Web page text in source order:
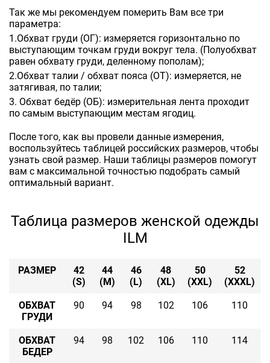
Так же мы рекомендуем померить Вам все три
параметра:
1.Обхват груди (ОГ): измеряется горизонтально по
выступающим точкам груди вокруг тела. (Полуобхват
равен обхвату груди, деленному пополам);
2.Обхват талии / обхват пояса (ОТ): измеряется, не
затягивая, по талии;
3. Обхват бедёр (ОБ): измерительная лента проходит
по самым выступающим местам ягодиц.
После того, как вы провели данные измерения,
воспользуйтесь таблицей российских размеров, чтобы
узнать свой размер. Наши таблицы размеров помогут
вам с максимальной точностью подобрать самый
оптимальный вариант.
Таблица размеров женской одежды
ILM
РАЗМЕР
42
(S)
44
(M)
46
(L)
48
(XL)
50
(XXL)
52
(XXXL)
ОБХВАТ
ГРУДИ
90 94 98 102 106 110
ОБХВАТ
БЕДЕР
94 98 102 106 110 114